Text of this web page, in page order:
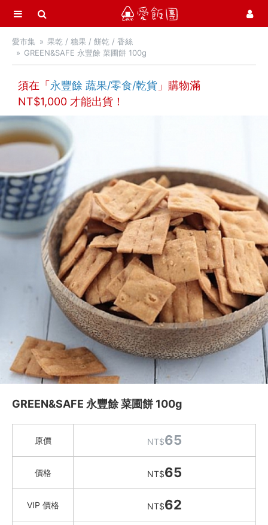
選單
首頁
最新飯團
Blog
會員服務
社群
愛飯團FB粉絲團
YouTube
Instagram
聯絡我們
客服專線
服務信箱
關於愛飯團
合作與廣告
媒體推薦與報導
愛市集
果乾 / 糖果 / 餅乾 / 香絲
GREEN&SAFE 永豐餘 菜圃餅 100g
須在「 永豐餘 蔬果/零食/乾貨 」購物滿
NT$1,000 才能出貨！
GREEN&SAFE 永豐餘 菜圃餅 100g
原價 NT$65
價格 NT$65
VIP 價格 NT$62